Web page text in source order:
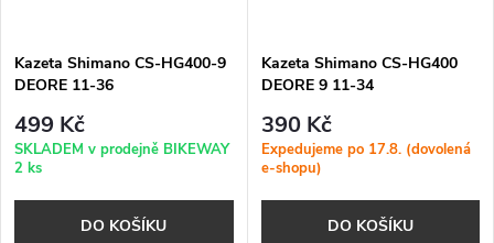
Kazeta Shimano CS-HG400-9
DEORE 11-36
499 Kč
SKLADEM v prodejně BIKEWAY
2 ks
DO KOŠÍKU
Kazeta Shimano CS-HG400
DEORE 9 11-34
390 Kč
Expedujeme po 17.8. (dovolená
e-shopu)
DO KOŠÍKU